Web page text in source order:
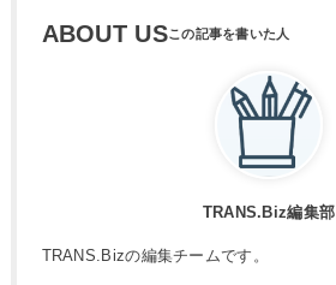
ABOUT US
TRANS.Biz編集部
TRANS.Bizの編集チームです。